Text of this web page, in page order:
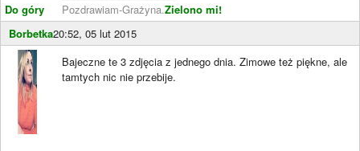
Do góry
Pozdrawiam-Grażyna.Zielono mi!
Borbetka20:52, 05 lut 2015
Bajeczne te 3 zdjęcia z jednego dnia. Zimowe też piękne, ale
tamtych nic nie przebije.